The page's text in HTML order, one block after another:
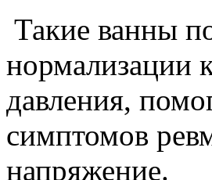
Такие ванны
нормализации
давления,
симптомов
напряжение.